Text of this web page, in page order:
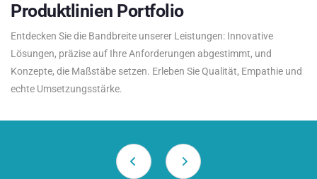
Produktlinien Portfolio
Entdecken Sie die Bandbreite unserer Leistungen: Innovative
Lösungen, präzise auf Ihre Anforderungen abgestimmt, und
Konzepte, die Maßstäbe setzen. Erleben Sie Qualität, Empathie und
echte Umsetzungsstärke.